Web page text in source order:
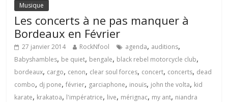
Musique
Les concerts à ne pas manquer à
Bordeaux en Février
27 janvier 2014 RockNfool agenda, auditions,
Babyshambles, be quiet, bengale, black rebel motorcycle club,
bordeaux, cargo, cenon, clear soul forces, concert, concerts, dead
combo, dj pone,février, garciaphone, inouïs, john the volta, kid
karate, krakatoa, l'impératrice, live, mérignac, my ant, niandra